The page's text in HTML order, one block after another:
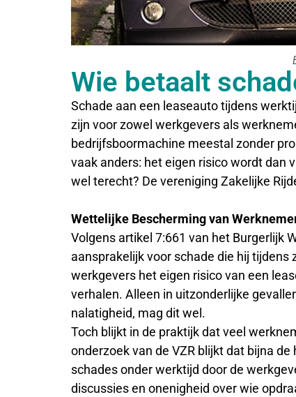
Wie betaalt
Schade aan een leaseauto tijdens
zijn voor zowel werkgevers als
bedrijfsboormachine meestal zonder
vaak anders: het eigen risico wordt dan
wel terecht? De vereniging Zakelijke
Wettelijke Bescherming van
Volgens artikel 7:661 van het Burgerlijk
aansprakelijk voor schade die hij
werkgevers het eigen risico van een
verhalen. Alleen in uitzonderlijke
nalatigheid, mag dit wel.
Toch blijkt in de praktijk dat veel
onderzoek van de VZR blijkt dat bijna
schades onder werktijd door de
discussies en onenigheid over wie